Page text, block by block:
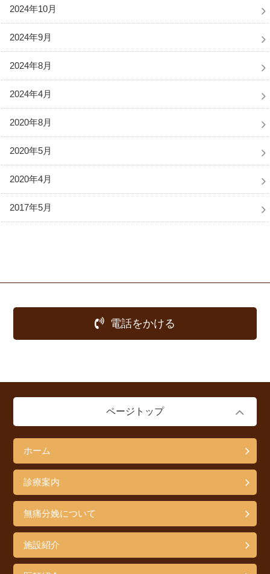
2024年10月
2024年9月
2024年8月
2024年4月
2020年8月
2020年5月
2020年4月
2017年5月
電話をかける
ページトップ
ホーム
診療案内
無痛分娩について
施設紹介